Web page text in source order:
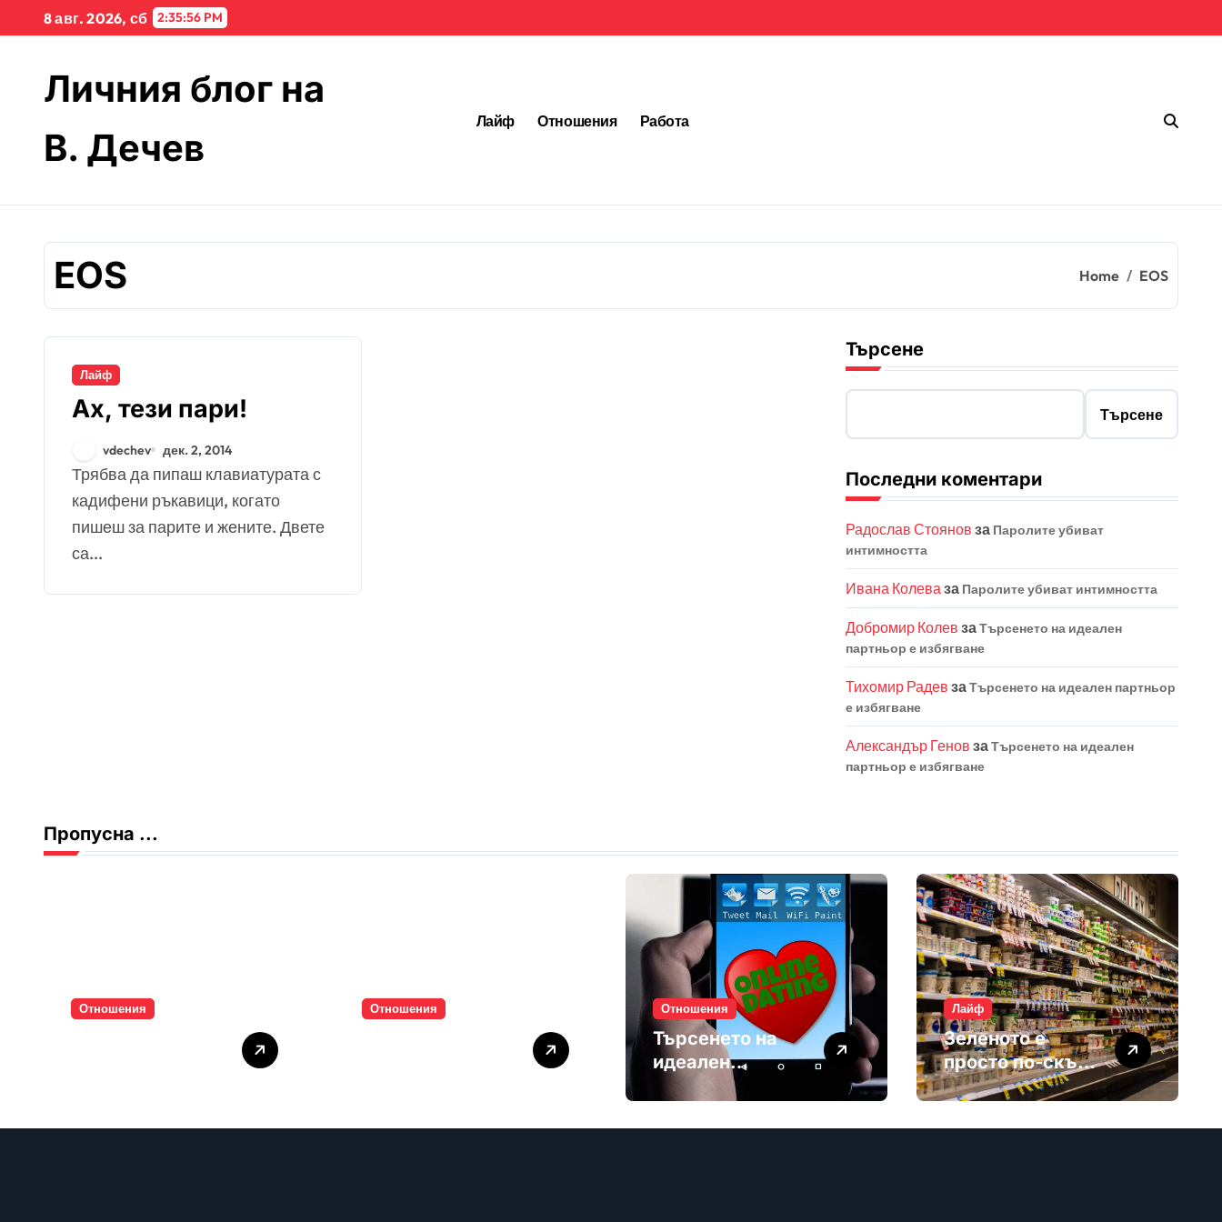
8 авг. 2026, сб 2:35:56 PM
Личния блог на
В. Дечев
Лайф Отношения Работа
EOS Home EOS
Лайф
Ах, тези пари!
vdechev дек. 2, 2014
Трябва да пипаш клавиатурата с
кадифени ръкавици, когато
пишеш за парите и жените. Двете
са...
Търсене
Търсене
Последни коментари
Радослав Стоянов за Паролите убиват
интимността
Ивана Колеваза Паролите убиват интимността
Добромир Колев заТърсенето на идеален
партньор е избягване
Тихомир Радев заТърсенето на идеален партньор
е избягване
Александър Генов заТърсенето на идеален
партньор е избягване
Пропусна ...
Отношения Отношения Отношения
Търсенето на
идеален
партньор е
Лайф
Зеленото е
просто по-скъп
маркетинг